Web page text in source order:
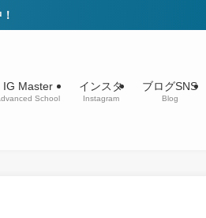
IG Master
School
インスタ
Instagram
ブログSNS
Blog